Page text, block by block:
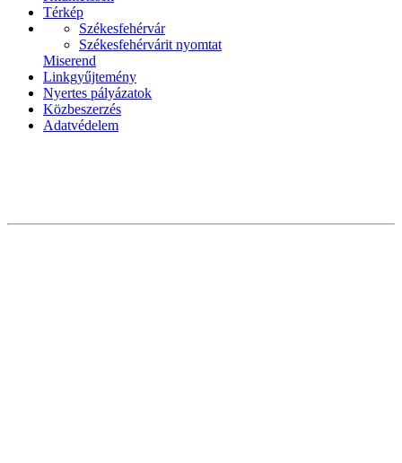
Térkép
Székesfehérvár
Székesfehérvárit nyomtat
Miserend
Linkgyűjtemény
Nyertes pályázatok
Közbeszerzés
Adatvédelem